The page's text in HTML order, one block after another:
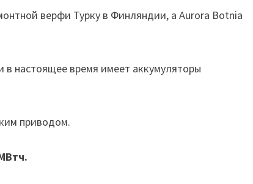
верфи Турку в Финляндии, а Aurora Botnia
настоящее время имеет аккумуляторы
приводом.